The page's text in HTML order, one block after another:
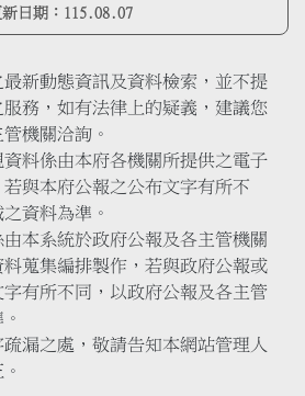
日期： 115.08.07
新動態資訊及資料檢索，並不提
務，如有法律上的疑義，建議您
機關洽詢。
料係由本府各機關所提供之電子
與本府公報之公布文字有所不
資料為準。
本系統於政府公報及各主管機關
蒐集編排製作，若與政府公報或
有所不同，以政府公報及各主管
漏之處，敬請告知本網站管理人